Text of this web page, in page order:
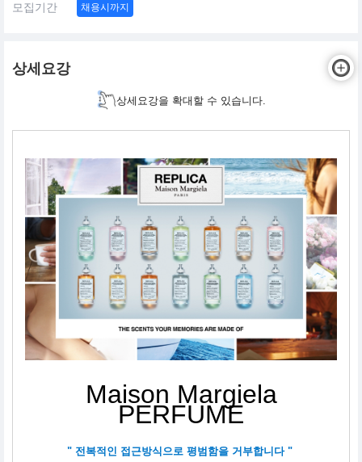
모집기간 채용시까지
상세요강
상세요강을 확대할 수 있습니다.
Maison Margiela
PERFUME
" 전복적인 접근방식으로 평범함을 거부합니다 "